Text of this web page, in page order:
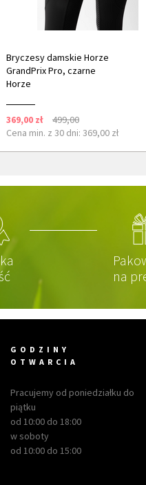
Bryczesy damskie Horze
GrandPrix Pro, czarne
Horze
369,00 zł
499,00
Cena min. z 30 dni: 369,00 zł
na
GODZINY
OTWARCIA
Pracujemy od poniedziałku do
piątku
od 10:00 do 18:00
w soboty
od 10:00 do 15:00